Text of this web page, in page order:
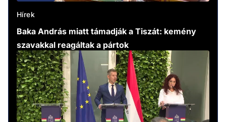
Hírek
Baka András miatt támadják a Tiszát: kemény
szavakkal reagáltak a pártok